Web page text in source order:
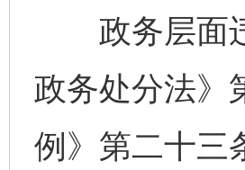
政务层面违
政务处分法》
例》第二十三